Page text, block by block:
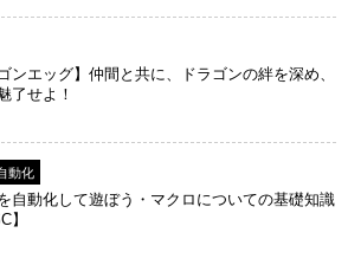
ンエッグ】仲間と共に、ドラゴンの絆を深め、
了せよ！
動化
自動化して遊ぼう・マクロについての基礎知識
】